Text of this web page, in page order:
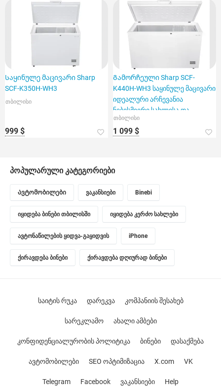
Საყინულე მაცივარი Sharp
SCF-K350H-WH3
თბილისი
999 $
Გამორჩეული Sharp SCF-
K440H-WH3 საყინულე მაცივარი
იდეალური არჩევანია
ნებისმიერი სახლისა და
ბაღისთვის
თბილისი
1 099 $
პოპულარული კატეგორიები
Ავტომობილები ვაკანსიები Binebi
იყიდება ბინები თბილისში იყიდება კერძო სახლები
ავტონაწილების ყიდვა-გაყიდვის iPhone
ქირავდება ბინები ქირავდება დღიურად ბინები
საიტის რუკა დარეკვა კომპანიის შესახებ
სარეკლამო ახალი ამბები
კონფიდენციალურობის პოლიტიკა ბინები დასაქმება
ავტომობილები SEO ოპტიმიზაცია X.com VK
Telegram Facebook ვაკანსიები Help